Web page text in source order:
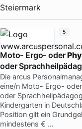
Steiermark
Moto- Ergo- oder
oder
Die arcus
eine/n Moto- Ergo-
oder
Kindergarten in
Position gilt ein
mindestens € …
5